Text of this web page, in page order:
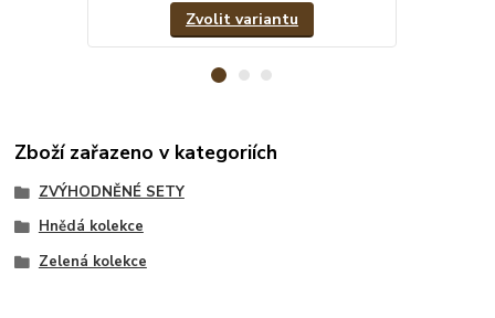
Zvolit variantu
Zboží zařazeno v kategoriích
ZVÝHODNĚNÉ SETY
Hnědá kolekce
Zelená kolekce